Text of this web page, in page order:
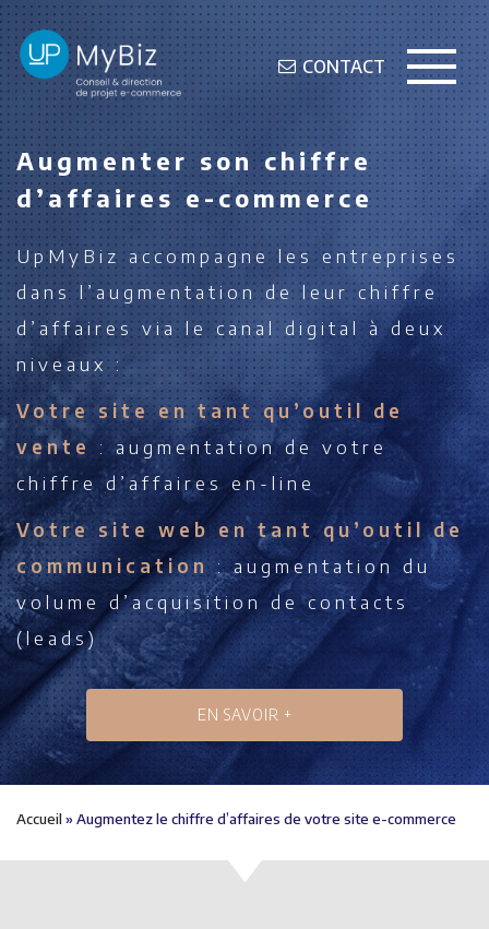
CONTACT
Augmenter son chiffre
d’affaires e-commerce
UpMyBiz accompagne les entreprises
dans l’augmentation de leur chiffre
d’affaires via le canal digital à deux
niveaux :
Votre site en tant qu’outil de
vente : augmentation de votre
chiffre d’affaires en-line
Votre site web en tant qu’outil de
communication: augmentation du
volume d’acquisition de contacts
(leads)
EN SAVOIR +
Accueil »Augmentez le chiffre d’affaires de votre site e-commerce